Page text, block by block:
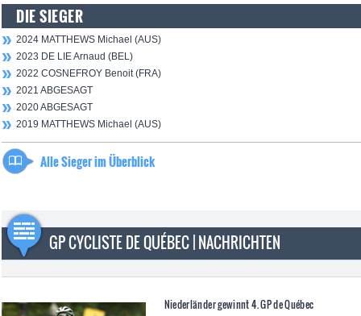
DIE SIEGER
2024 MATTHEWS Michael (AUS)
2023 DE LIE Arnaud (BEL)
2022 COSNEFROY Benoit (FRA)
2021 ABGESAGT
2020 ABGESAGT
2019 MATTHEWS Michael (AUS)
Alle Sieger im Überblick
GP CYCLISTE DE QUÉBEC | NACHRICHTEN
Niederländer gewinnt 4. GP de Québec